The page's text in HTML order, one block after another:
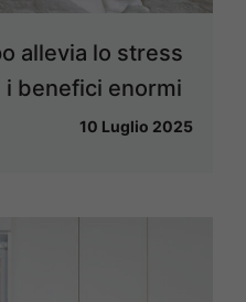
allevia lo stress
benefici enormi
10 Luglio 2025